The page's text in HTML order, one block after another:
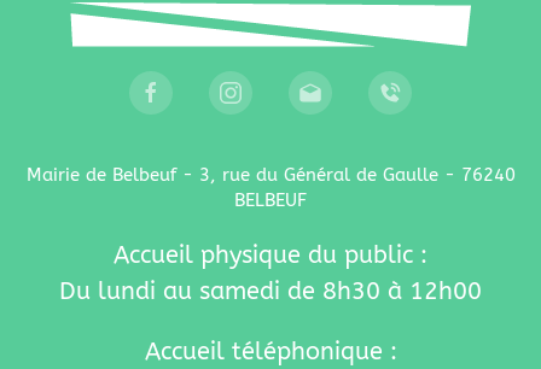
Mairie de Belbeuf - 3, rue du Général de Gaulle - 76240
BELBEUF
Accueil physique du public :
Du lundi au samedi de 8h30 à 12h00
Accueil téléphonique :